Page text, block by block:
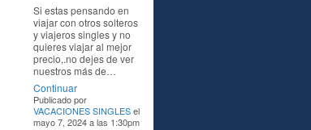
Si estas pensando en
viajar con otros solteros
y viajeros singles y no
quieres viajar al mejor
precio,.no dejes de ver
nuestros más de…
Continuar
Publicado por
VACACIONES SINGLESel
mayo 7, 2024 a las 1:30pm